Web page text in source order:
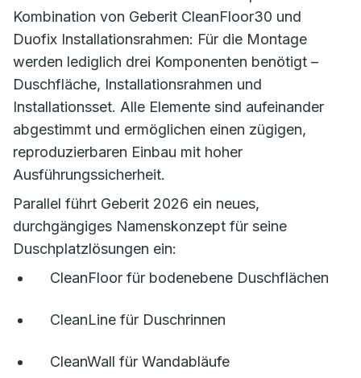
Kombination von Geberit CleanFloor30 und
Duofix Installationsrahmen: Für die Montage
werden lediglich drei Komponenten benötigt –
Duschfläche, Installationsrahmen und
Installationsset. Alle Elemente sind aufeinander
abgestimmt und ermöglichen einen zügigen,
reproduzierbaren Einbau mit hoher
Ausführungssicherheit.
Parallel führt Geberit 2026 ein neues,
durchgängiges Namenskonzept für seine
Duschplatzlösungen ein:
CleanFloor für bodenebene Duschflächen
CleanLine für Duschrinnen
CleanWall für Wandabläufe